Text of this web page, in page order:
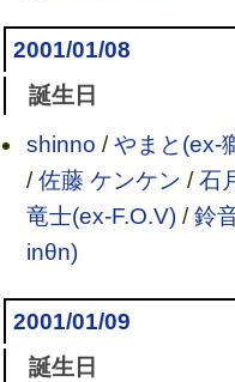
2001/01/08
誕生日
shinno /やまと(ex-
/佐藤 ケンケン /石
竜士(ex-F.O.V)/鈴
inθn)
2001/01/09
誕生日